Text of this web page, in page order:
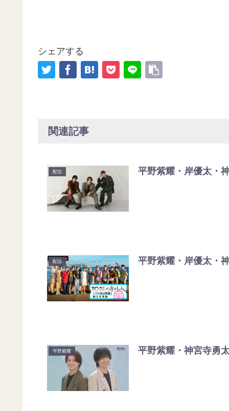
シェアする
関連記事
配信 平野紫耀・岸優太・
配信 平野紫耀・岸優太・
平野紫耀 平野紫耀・神宮寺勇